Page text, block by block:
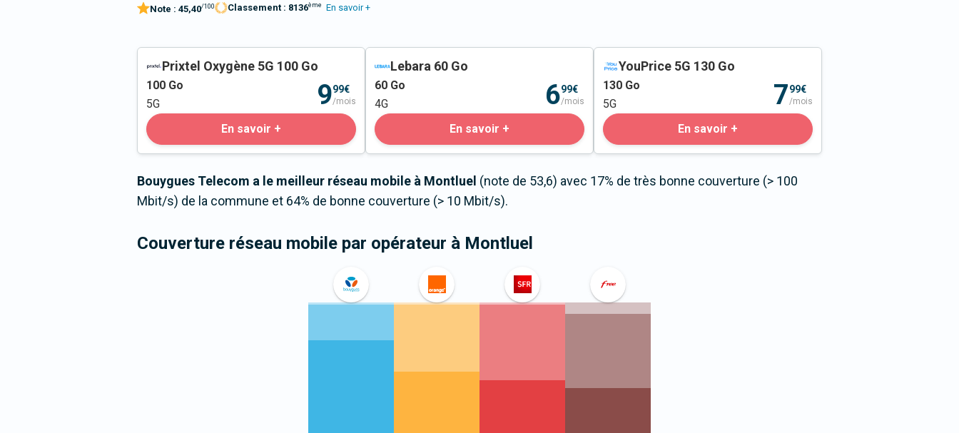
Note : 45,40/100 Classement : 8136ème En savoir +
Prixtel Oxygène 5G 100 Go
100 Go
5G
999€
/mois
En savoir +
Lebara 60 Go
60 Go
4G
699€
/mois
En savoir +
YouPrice 5G 130 Go
130 Go
5G
799€
/mois
En savoir +
Bouygues Telecom a le meilleur réseau mobile à Montluel (note de 53,6) avec 17% de très bonne couverture (> 100
Mbit/s) de la commune et 64% de bonne couverture (> 10 Mbit/s).
Couverture réseau mobile par opérateur à Montluel